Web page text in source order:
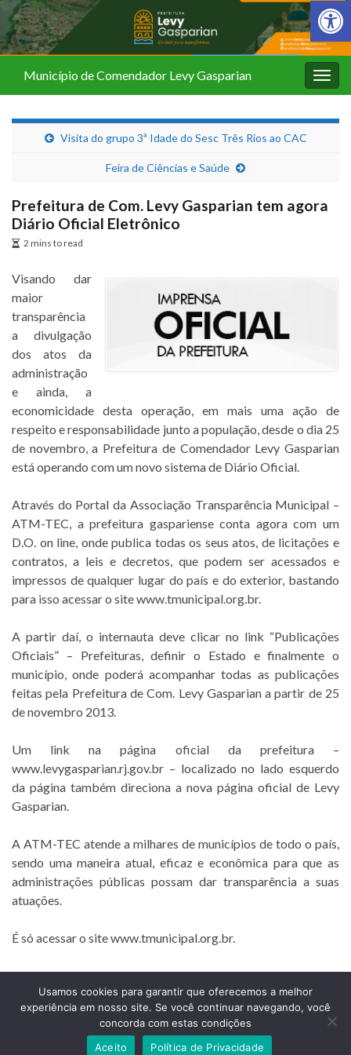
Barra de
Município de Comendador Levy Gasparian
Visita do grupo 3ª Idade do Sesc Três Rios ao CAC
Feira de Ciências e Saúde
Prefeitura de Com. Levy Gasparian tem agora
Diário Oficial Eletrônico
2 mins to read
Visando dar
maior
transparência
a divulgação
dos atos da
administração
e ainda, a
economicidade desta operação, em mais uma ação de
respeito e responsabilidade junto a população, desde o dia 25
de novembro, a Prefeitura de Comendador Levy Gasparian
está operando com um novo sistema de Diário Oficial.
Através do Portal da Associação Transparência Municipal –
ATM-TEC, a prefeitura gaspariense conta agora com um
D.O. on line, onde publica todas os seus atos, de licitações e
contratos, a leis e decretos, que podem ser acessados e
impressos de qualquer lugar do país e do exterior, bastando
para isso acessar o site www.tmunicipal.org.br.
A partir daí, o internauta deve clicar no link “Publicações
Oficiais” – Prefeituras, definir o Estado e finalmente o
município, onde poderá acompanhar todas as publicações
feitas pela Prefeitura de Com. Levy Gasparian a partir de 25
de novembro 2013.
Um link na página oficial da prefeitura –
www.levygasparian.rj.gov.br – localizado no lado esquerdo
da página também direciona a nova página oficial de Levy
Gasparian.
A ATM-TEC atende a milhares de municípios de todo o país,
sendo uma maneira atual, eficaz e econômica para que as
administrações públicas possam dar transparência a suas
atuações.
É só acessar o site www.tmunicipal.org.br.
Prefeitura Municipal de Comendador Levy Gasparian
Est União Indústria, S/Nº, KM 131 Exposição, Comendador Levy Gasparian /RJ –
Telefones: (24) 2254-1344 – (24) 2254-1094
Usamos cookies para garantir que oferecemos a melhor
experiência em nosso site. Se você continuar navegando, você
concorda com estas condições
Aceito
Política de Privacidade